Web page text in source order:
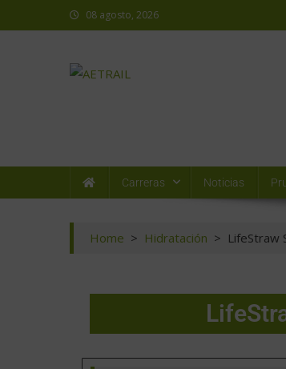
08 agosto, 2026
Carreras Noticias
Home > Hidratación > LifeStraw